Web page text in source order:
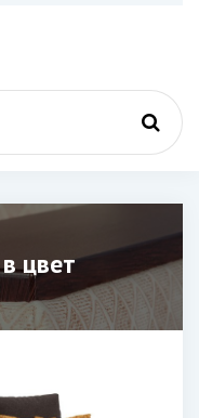
цвет